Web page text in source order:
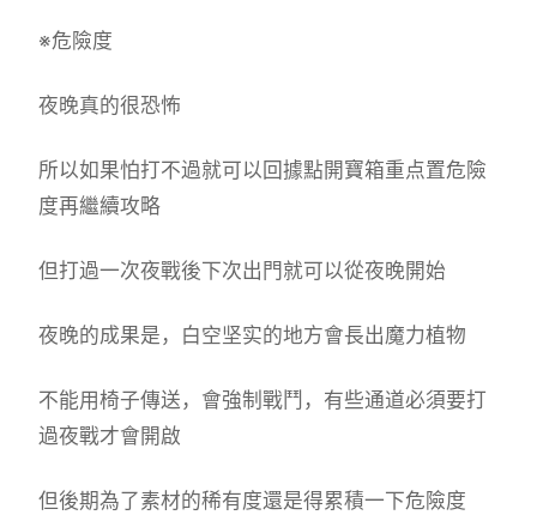
※危險度
夜晚真的很恐怖
所以如果怕打不過就可以回據點開寶箱重点置危險
度再繼續攻略
但打過一次夜戰後下次出門就可以從夜晚開始
夜晚的成果是，白空坚实的地方會長出魔力植物
不能用椅子傳送，會強制戰鬥，有些通道必須要打
過夜戰才會開啟
但後期為了素材的稀有度還是得累積一下危險度